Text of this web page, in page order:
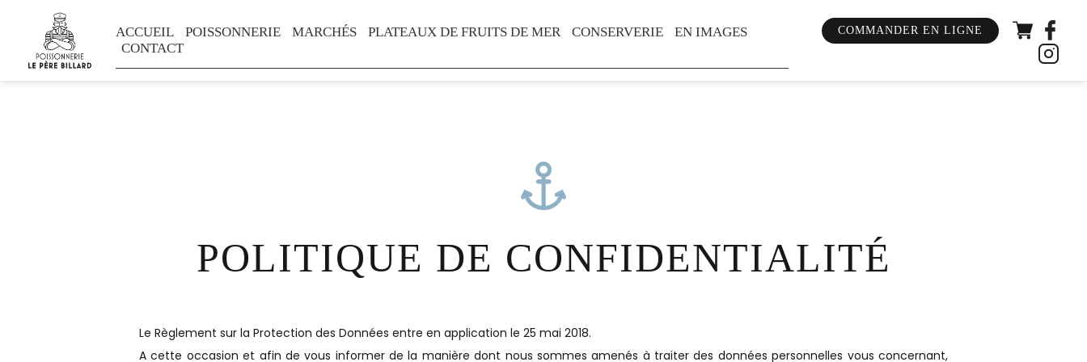
ACCUEIL POISSONNERIE MARCHÉS PLATEAUX DE FRUITS DE MER CONSERVERIE
EN IMAGES
CONTACT
COMMANDER EN LIGNE
POLITIQUE DE CONFIDENTIALITÉ
Le Règlement sur la Protection des Données entre en application le 25 mai 2018.
A cette occasion et afin de vous informer de la manière dont nous sommes amenés à traiter des données personnelles vous concernant,